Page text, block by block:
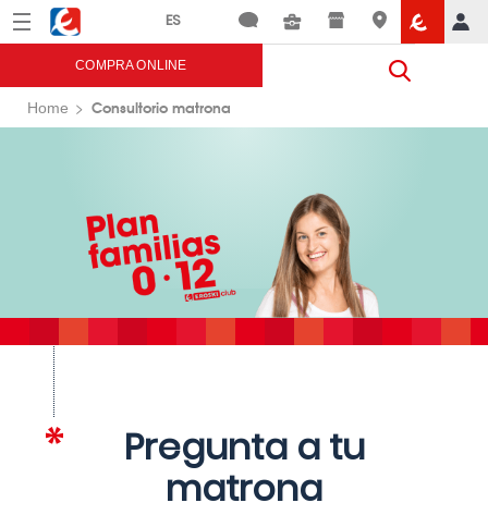
Menú Eroski
COMPRA ONLINE
Home Consultorio matrona
Pregunta a tu
matrona